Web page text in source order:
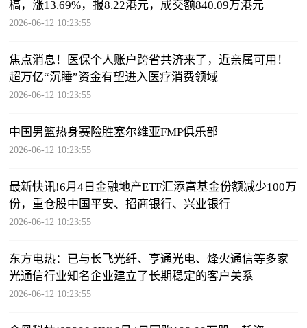
稿，涨13.69%，报8.22港元，成交额840.09万港元
2026-06-12 10:23:55
焦点消息！医保个人账户跨省共济来了，近亲属可用！
超万亿“沉睡”资金有望进入医疗消费领域
2026-06-12 10:23:55
中国男篮热身赛险胜塞尔维亚FMP俱乐部
2026-06-12 10:23:55
最新快讯!6月4日金融地产ETF汇添富基金份额减少100万
份，重仓股中国平安、招商银行、兴业银行
2026-06-12 10:23:55
东方电热：已与长飞光纤、亨通光电、烽火通信等多家
光通信行业知名企业建立了长期稳定的客户关系
2026-06-12 10:23:55